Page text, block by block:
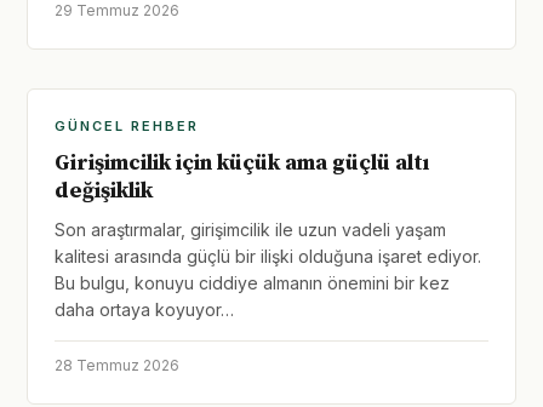
29 Temmuz 2026
GÜNCEL REHBER
Girişimcilik için küçük ama güçlü altı
değişiklik
Son araştırmalar, girişimcilik ile uzun vadeli yaşam
kalitesi arasında güçlü bir ilişki olduğuna işaret ediyor.
Bu bulgu, konuyu ciddiye almanın önemini bir kez
daha ortaya koyuyor…
28 Temmuz 2026